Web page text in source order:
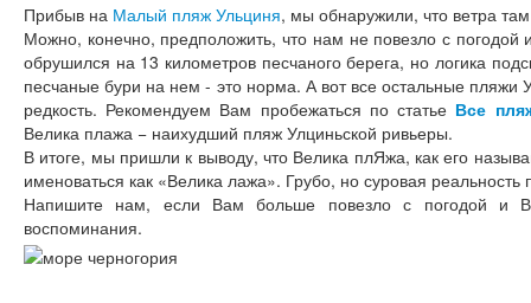
Прибыв на Малый пляж Ульциня, мы обнаружили, что ветра
Можно, конечно, предположить, что нам не повезло с погодой
обрушился на 13 километров песчаного берега, но логика
песчаные бури на нем - это норма. А вот все остальные пляжи
редкость. Рекомендуем Вам пробежаться по статье Все
Велика плажа − наихудший пляж Улциньской ривьеры.
В итоге, мы пришли к выводу, что Велика плЯжа, как его
именоваться как «Велика лажа». Грубо, но суровая
Напишите нам, если Вам больше повезло с погодой и
воспоминания.